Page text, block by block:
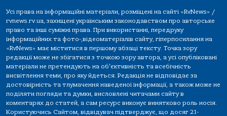
Усі права на інформаційні матеріали, розміщені на сайті «RvNews» /
rvnews.rv.ua, захищені українським законодавством про авторське
право та інші суміжні права. При використанні, передруку
інформаційних та фото-,відеоматеріалів сайту, гіперпосилання на
«RvNews» має міститися в першому абзаці тексту. Точка зору
редакції може не збігатися з точкою зору автора, а усі опубліковані
матеріали не претендують на об'єктивність та всебічність
висвітлення теми, про яку йдеться. Редакція не відповідає за
достовірність та тлумачення наведеної інформації, а також може не
поділяти погляди та думки, висловлені читачами сайту в
коментарях до статей, а сам ресурс виконує винятково роль носія.
Користуючись Сайтом, відвідувач підтверджує, що досяг 21-